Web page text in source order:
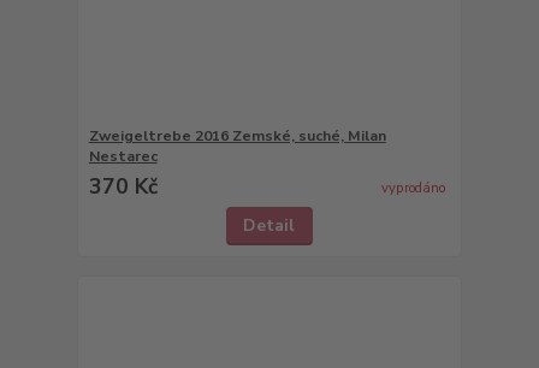
Zweigeltrebe 2016 Zemské, suché, Milan
Nestarec
370 Kč vyprodáno
Detail